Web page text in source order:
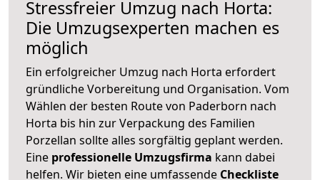
Stressfreier Umzug nach Horta:
Die Umzugsexperten machen es
möglich
Ein erfolgreicher Umzug nach Horta erfordert
gründliche Vorbereitung und Organisation. Vom
Wählen der besten Route von Paderborn nach
Horta bis hin zur Verpackung des Familien
Porzellan sollte alles sorgfältig geplant werden.
Eine professionelle Umzugsfirma kann dabei
helfen. Wir bieten eine umfassende Checkliste